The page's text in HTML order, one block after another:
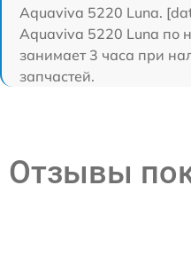
Aquaviva 5220 Luna.
Aquaviva 5220 Luna по
занимает 3 часа при
запчастей.
Отзывы